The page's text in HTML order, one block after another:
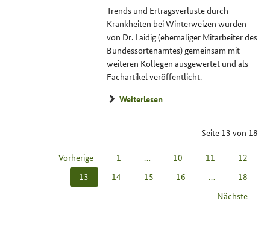
Trends und Ertragsverluste durch
Krankheiten bei Winterweizen wurden
von Dr. Laidig (ehemaliger Mitarbeiter des
Bundessortenamtes) gemeinsam mit
weiteren Kollegen ausgewertet und als
Fachartikel veröffentlicht.
Weiterlesen
Seite 13 von 18
Vorherige 1 … 10 11
12
13
14 15 16 …
18
Nächste